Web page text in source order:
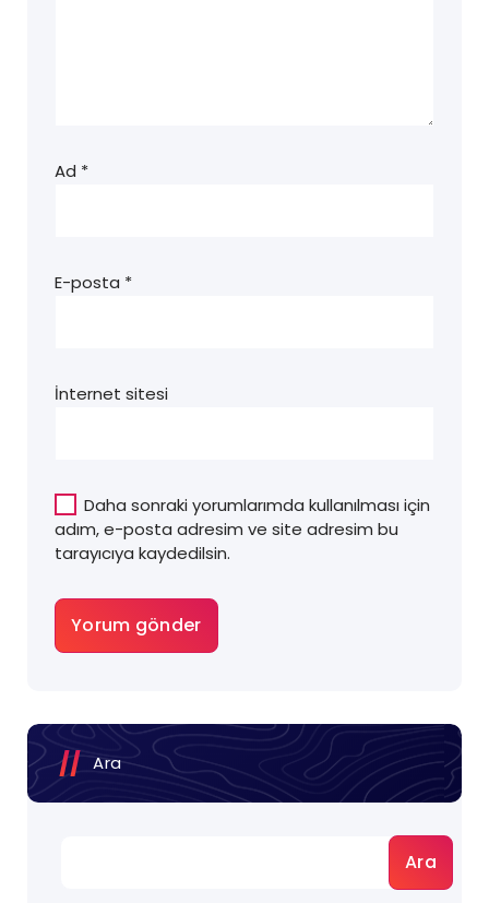
Ad *
E-posta *
İnternet sitesi
Daha sonraki yorumlarımda kullanılması için
adım, e-posta adresim ve site adresim bu
tarayıcıya kaydedilsin.
Ara
Ara